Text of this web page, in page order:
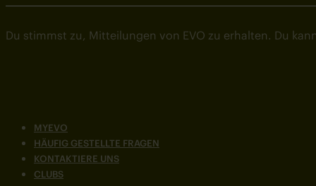
MYEVO
HÄUFIG GESTELLTE FRAGEN
KONTAKTIERE UNS
CLUBS
Du stimmst zu, Mitteilungen von EVO zu erhalten. Du